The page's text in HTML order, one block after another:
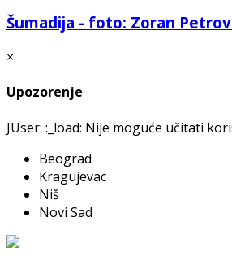
Šumadija - foto: Zoran
×
Upozorenje
JUser: :_load: Nije moguće učitati
Beograd
Kragujevac
Niš
Novi Sad